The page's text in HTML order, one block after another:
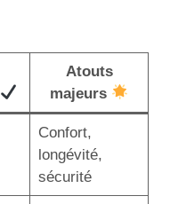
Atouts
majeurs
Confort,
longévité,
sécurité